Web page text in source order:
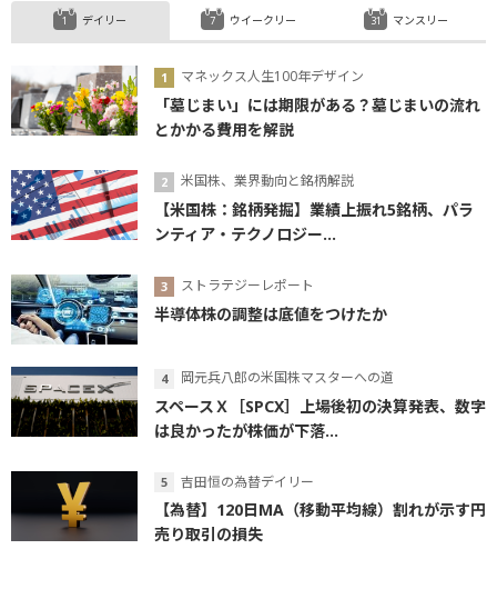
デイリー
マネックス人生100年デザイン
「墓じまい」には期限がある？墓じまいの流れ
とかかる費用を解説
米国株、業界動向と銘柄解説
【米国株：銘柄発掘】業績上振れ5銘柄、パラ
ンティア・テクノロジー...
ストラテジーレポート
半導体株の調整は底値をつけたか
岡元兵八郎の米国株マスターへの道
スペースＸ［SPCX］上場後初の決算発表、数字
は良かったが株価が下落...
吉田恒の為替デイリー
【為替】120日MA（移動平均線）割れが示す円
売り取引の損失
ウイークリー マンスリー